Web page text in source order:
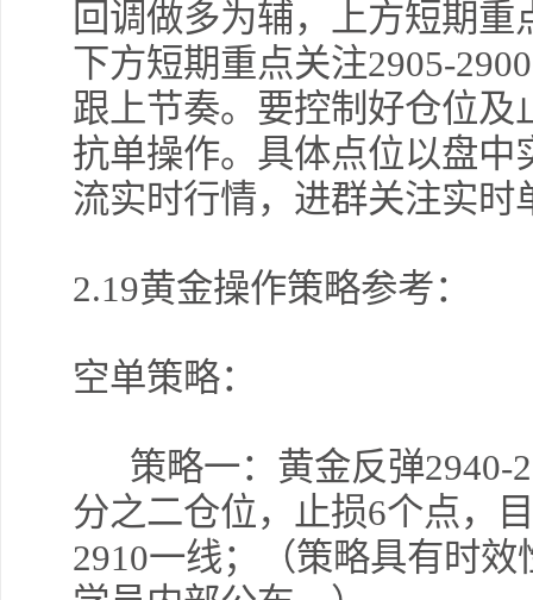
回调做多为辅，上方短期重
下方短期重点关注2905-
跟上节奏。要控制好仓位
抗单操作。具体点位以盘
流实时行情，进群关注实时
2.19黄金操作策略参考：
空单策略：
策略一：黄金反弹2940-
分之二仓位，止损6个点，
2910一线；（策略具有时效